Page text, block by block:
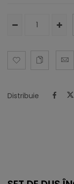
Distribuie